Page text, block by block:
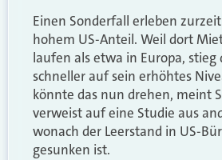
Einen Sonderfall erleben
hohem US-Anteil. Weil dort
laufen als etwa in Europa, stieg
schneller auf sein erhöhtes
könnte das nun drehen, meint
verweist auf eine Studie aus
wonach der Leerstand in US-
gesunken ist.